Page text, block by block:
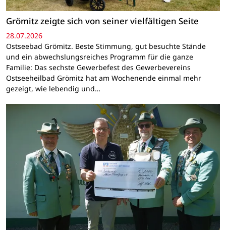
Grömitz zeigte sich von seiner vielfältigen Seite
28.07.2026
Ostseebad Grömitz. Beste Stimmung, gut besuchte Stände
und ein abwechslungsreiches Programm für die ganze
Familie: Das sechste Gewerbefest des Gewerbevereins
Ostseeheilbad Grömitz hat am Wochenende einmal mehr
gezeigt, wie lebendig und…